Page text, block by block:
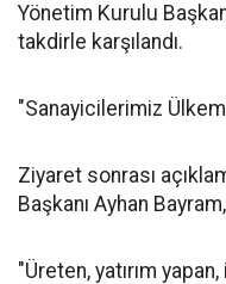
Yönetim Kurulu
takdirle karşılandı.
"Sanayicilerimiz
Ziyaret sonrası
Başkanı Ayhan
"Üreten, yatırım